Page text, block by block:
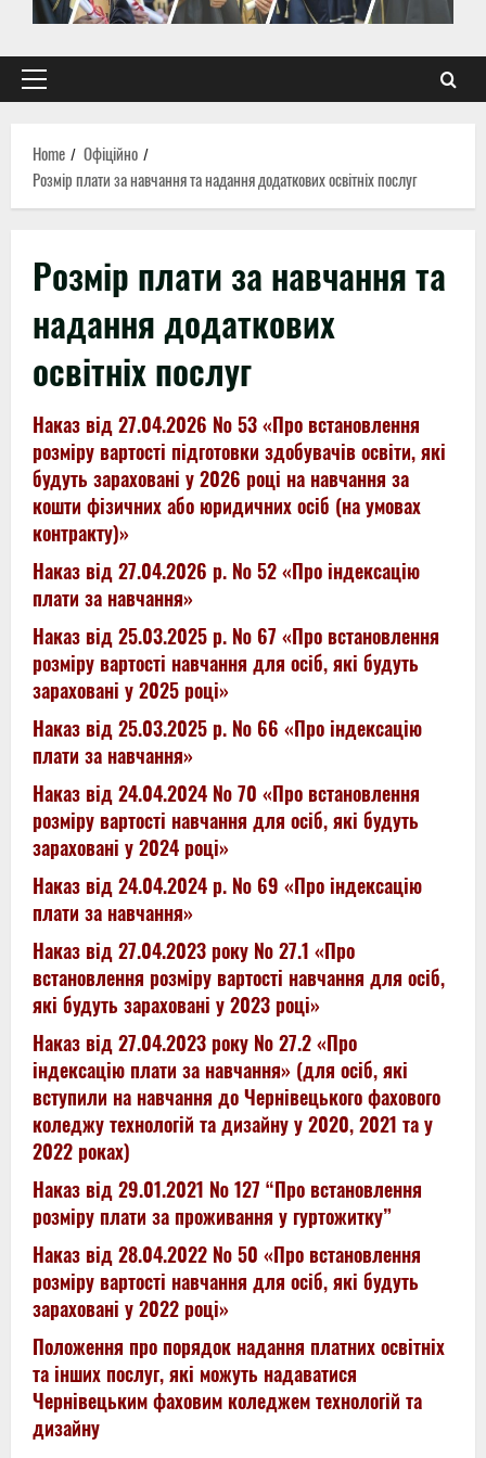
Primary
Home
Офіційно
Розмір плати за навчання та надання додаткових освітніх послуг
Розмір плати за навчання та
надання додаткових
освітніх послуг
Наказ від 27.04.2026 № 53 «Про встановлення
розміру вартості підготовки здобувачів освіти, які
будуть зараховані у 2026 році на навчання за
кошти фізичних або юридичних осіб (на умовах
контракту)»
Наказ від 27.04.2026 р. № 52 «Про індексацію
плати за навчання»
Наказ від 25.03.2025 р. № 67 «Про встановлення
розміру вартості навчання для осіб, які будуть
зараховані у 2025 році»
Наказ від 25.03.2025 р. № 66 «Про індексацію
плати за навчання»
Наказ від 24.04.2024 № 70 «Про встановлення
розміру вартості навчання для осіб, які будуть
зараховані у 2024 році»
Наказ від 24.04.2024 р. № 69 «Про індексацію
плати за навчання»
Наказ від 27.04.2023 року № 27.1 «Про
встановлення розміру вартості навчання для осіб,
які будуть зараховані у 2023 році»
Наказ від 27.04.2023 року № 27.2 «Про
індексацію плати за навчання» (для осіб, які
вступили на навчання до Чернівецького фахового
коледжу технологій та дизайну у 2020, 2021 та у
2022 роках)
Наказ від 29.01.2021 № 127 “Про встановлення
розміру плати за проживання у гуртожитку”
Наказ від 28.04.2022 № 50 «Про встановлення
розміру вартості навчання для осіб, які будуть
зараховані у 2022 році»
Положення про порядок надання платних освітніх
та інших послуг, які можуть надаватися
Чернівецьким фаховим коледжем технологій та
дизайну